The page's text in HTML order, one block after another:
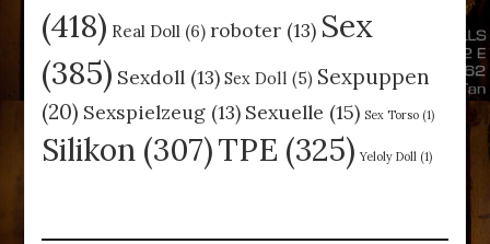
(418) Real Doll (6) roboter (13) Sex
(385) Sexdoll (13) Sex Doll (5) Sexpuppen
(20) Sexspielzeug (13) Sexuelle (15) Sex Torso (1)
Silikon (307)TPE (325) Yeloly Doll (1)